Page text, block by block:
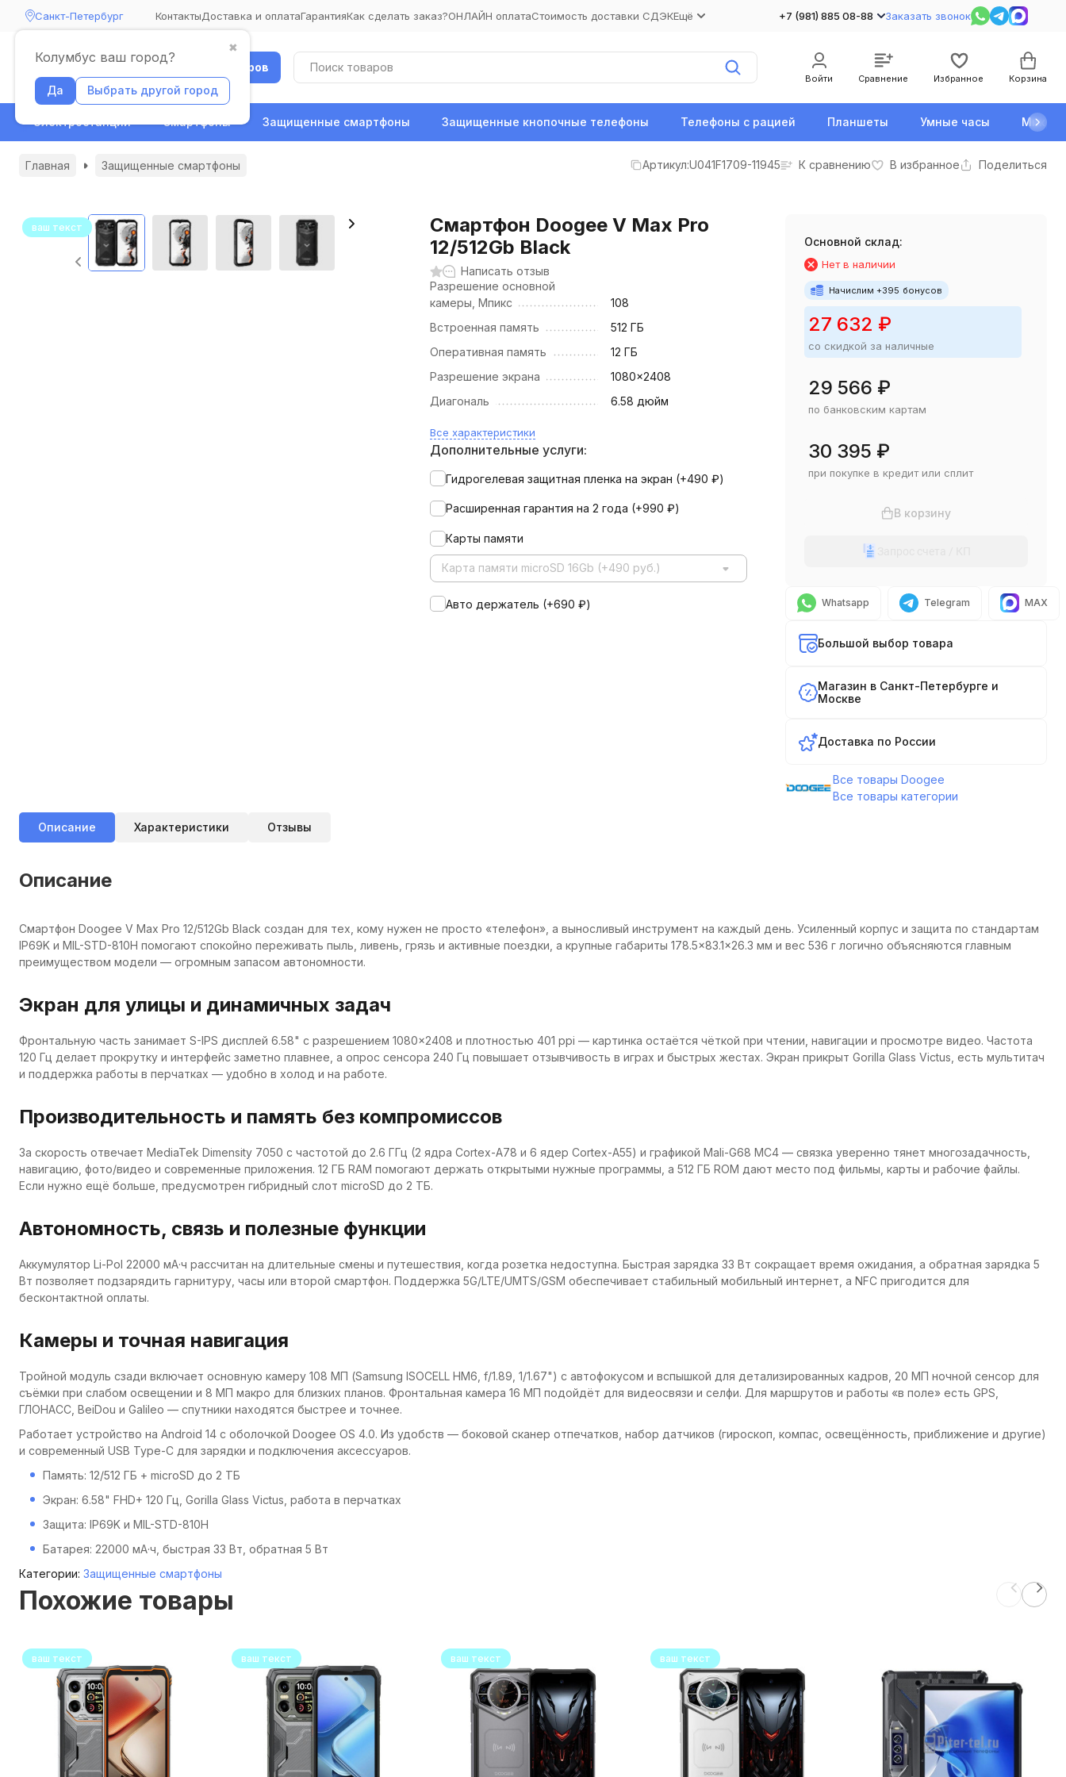
Санкт-Петербург
✖
Колумбус ваш город?
Да Выбрать другой город
КонтактыДоставка и оплатаГарантияКак сделать заказ?ОНЛАЙН оплатаСтоимость доставки СДЭКЕщё +7 (981) 885 08-88 Заказать звонок
Каталог товаров
Войти Сравнение Избранное Корзина
Электростанции Смартфоны Защищенные смартфоны Защищенные кнопочные телефоны Телефоны с рацией Планшеты Умные часы
Главная Защищенные смартфоны Артикул:U041F1709-11945 К сравнению В избранное Поделиться
ваш текст
Смартфон Doogee V Max Pro
12/512Gb Black
Написать отзыв
Разрешение основной
камеры, Мпикс
108
Встроенная память
512 ГБ
Оперативная память
12 ГБ
Разрешение экрана
1080x2408
Диагональ
6.58 дюйм
Все характеристики
Дополнительные услуги:
Гидрогелевая защитная пленка на экран (+490₽)
Расширенная гарантия на 2 года (+990₽)
Карты памяти
Карта памяти microSD 16Gb (+490 руб.)
Авто держатель (+690₽)
Основной склад:
Нет в наличии
Начислим +395 бонусов
27 632 ₽
со скидкой за наличные
29 566 ₽
по банковским картам
30 395 ₽
при покупке в кредит или сплит
В корзину
Whatsapp Telegram MAX
Большой выбор товара
Магазин в Санкт-Петербурге и
Москве
Доставка по России
Все товары Doogee
Все товары категории
Описание Характеристики Отзывы
Описание
Смартфон Doogee V Max Pro 12/512Gb Black создан для тех, кому нужен не просто «телефон», а выносливый инструмент на каждый день. Усиленный корпус и защита по стандартам
IP69K и MIL-STD-810H помогают спокойно переживать пыль, ливень, грязь и активные поездки, а крупные габариты 178.5×83.1×26.3 мм и вес 536 г логично объясняются главным
преимуществом модели — огромным запасом автономности.
Экран для улицы и динамичных задач
Фронтальную часть занимает S-IPS дисплей 6.58" с разрешением 1080×2408 и плотностью 401 ppi — картинка остаётся чёткой при чтении, навигации и просмотре видео. Частота
120 Гц делает прокрутку и интерфейс заметно плавнее, а опрос сенсора 240 Гц повышает отзывчивость в играх и быстрых жестах. Экран прикрыт Gorilla Glass Victus, есть мультитач
и поддержка работы в перчатках — удобно в холод и на работе.
Производительность и память без компромиссов
За скорость отвечает MediaTek Dimensity 7050 с частотой до 2.6 ГГц (2 ядра Cortex-A78 и 6 ядер Cortex-A55) и графикой Mali-G68 MC4 — связка уверенно тянет многозадачность,
навигацию, фото/видео и современные приложения. 12 ГБ RAM помогают держать открытыми нужные программы, а 512 ГБ ROM дают место под фильмы, карты и рабочие файлы.
Если нужно ещё больше, предусмотрен гибридный слот microSD до 2 ТБ.
Автономность, связь и полезные функции
Аккумулятор Li-Pol 22000 мА·ч рассчитан на длительные смены и путешествия, когда розетка недоступна. Быстрая зарядка 33 Вт сокращает время ожидания, а обратная зарядка 5
Вт позволяет подзарядить гарнитуру, часы или второй смартфон. Поддержка 5G/LTE/UMTS/GSM обеспечивает стабильный мобильный интернет, а NFC пригодится для
бесконтактной оплаты.
Камеры и точная навигация
Тройной модуль сзади включает основную камеру 108 МП (Samsung ISOCELL HM6, f/1.89, 1/1.67") с автофокусом и вспышкой для детализированных кадров, 20 МП ночной сенсор для
съёмки при слабом освещении и 8 МП макро для близких планов. Фронтальная камера 16 МП подойдёт для видеосвязи и селфи. Для маршрутов и работы «в поле» есть GPS,
ГЛОНАСС, BeiDou и Galileo — спутники находятся быстрее и точнее.
Работает устройство на Android 14 с оболочкой Doogee OS 4.0. Из удобств — боковой сканер отпечатков, набор датчиков (гироскоп, компас, освещённость, приближение и другие)
и современный USB Type-C для зарядки и подключения аксессуаров.
Память: 12/512 ГБ + microSD до 2 ТБ
Экран: 6.58" FHD+ 120 Гц, Gorilla Glass Victus, работа в перчатках
Защита: IP69K и MIL-STD-810H
Батарея: 22000 мА·ч, быстрая 33 Вт, обратная 5 Вт
Категории: Защищенные смартфоны
Похожие товары
ваш текст ваш текст ваш текст ваш текст